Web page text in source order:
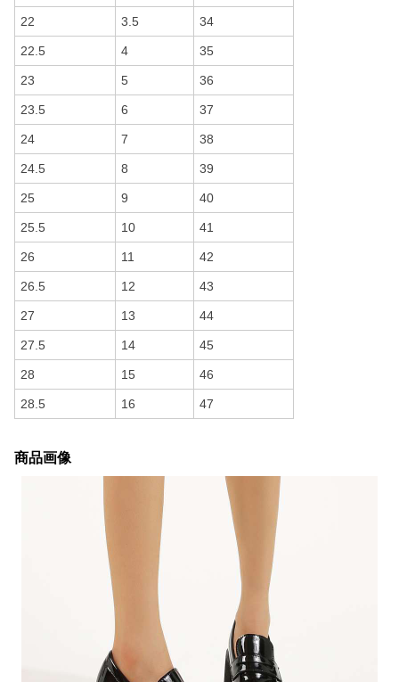
22 3.5 34
22.5 4 35
23 5 36
23.5 6 37
24 7 38
24.5 8 39
25 9 40
25.5 10 41
26 11 42
26.5 12 43
27 13 44
27.5 14 45
28 15 46
28.5 16 47
商品画像